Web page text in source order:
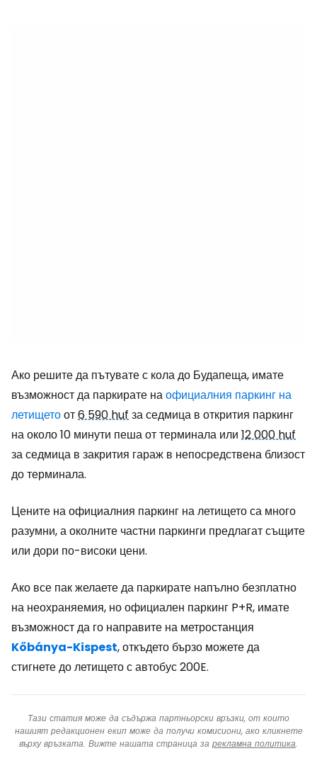
Ако решите да пътувате с кола до Будапеща, имате
възможност да паркирате наофициалния паркинг на
летищетоот6 590 hufза седмица в открития паркинг
на около 10 минути пеша от терминала или 12 000 huf
за седмица в закрития гараж в непосредствена близост
до терминала.
Цените на официалния паркинг на летището са много
разумни, а околните частни паркинги предлагат същите
или дори по-високи цени.
Ако все пак желаете да паркирате напълно безплатно
на неохраняемия, но официален паркинг P+R, имате
възможност да го направите на метростанция
Kőbánya-Kispest, откъдето бързо можете да
стигнете до летището с автобус 200E.
Тази статия може да съдържа партньорски връзки, от които
нашият редакционен екип може да получи комисиони, ако кликнете
върху връзката. Вижте нашата страница за рекламна политика.